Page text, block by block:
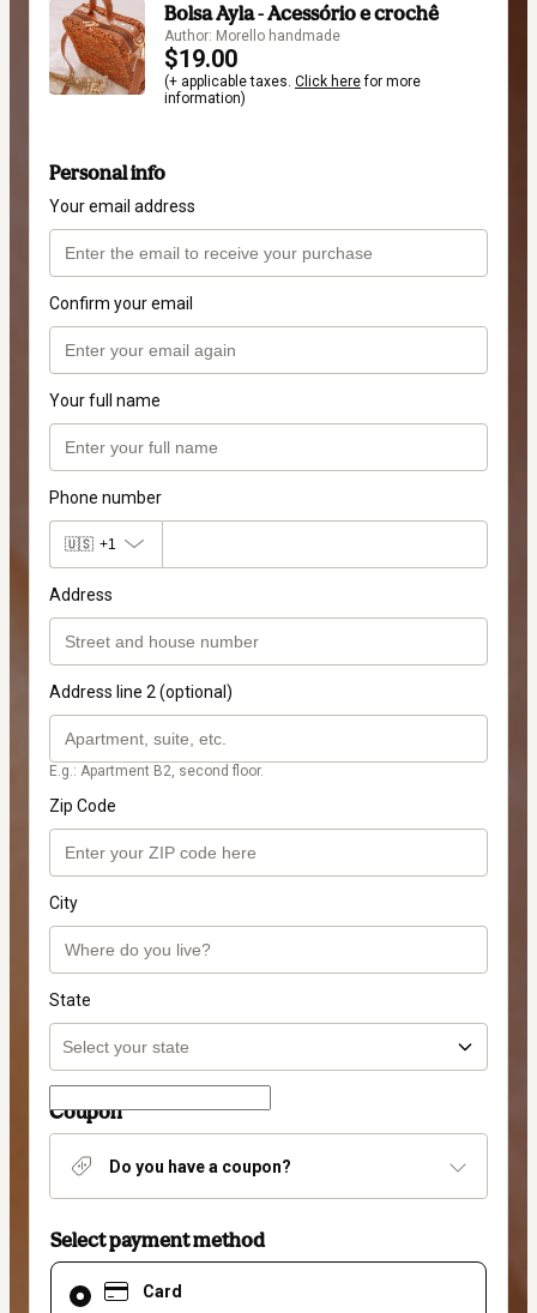
Bolsa Ayla - Acessório e crochê
Author: Morello handmade
$19.00
(+ applicable taxes. Click herefor more
information)
Personal info
Your email address
Confirm your email
Your full name
Phone number
🇺🇸 +1
Address
Address line 2 (optional)
E.g.: Apartment B2, second floor.
Zip Code
City
State
Coupon
Do you have a coupon?
Select payment method
Card
Card
selected